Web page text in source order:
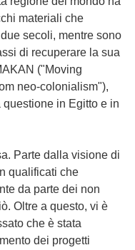
materiali che
secoli, mentre sono
di recuperare la sua
("Moving
neo-colonialism"),
in Egitto e in
Parte dalla visione di
qualificati che
da parte dei non
Oltre a questo, vi è
che è stata
dei progetti